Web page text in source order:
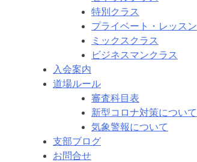
特別クラス
プライベート・レッスン
ミックスクラス
ビジネスマンクラス
入会案内
道場ルール
審査科目表
新型コロナ対策について
気象警報について
支部ブログ
お問合せ